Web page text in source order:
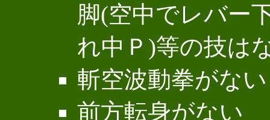
脚(空中でレバー
れ中Ｐ)等の技は
斬空波動拳がない
前方転身がない